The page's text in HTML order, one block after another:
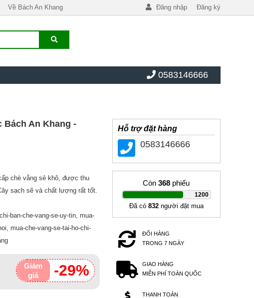
Về Bách An Khang Đăng nhập Đăng ký
0583146666
Bách An Khang -
chè vằng sẻ khô, được thu
sạch sẽ và chất lượng rất tốt.
ban-che-vang-se-uy-tin, mua-
mua-che-vang-se-tai-ho-chi-
Giảm
giá
-29%
Hỗ trợ đặt hàng
0583146666
Còn368 phiếu
1200
|
Đã có 832người đặt mua
ĐỔI HÀNG
TRONG 7 NGÀY
GIAO HÀNG
MIỄN PHÍ TOÀN QUỐC
THANH TOÁN